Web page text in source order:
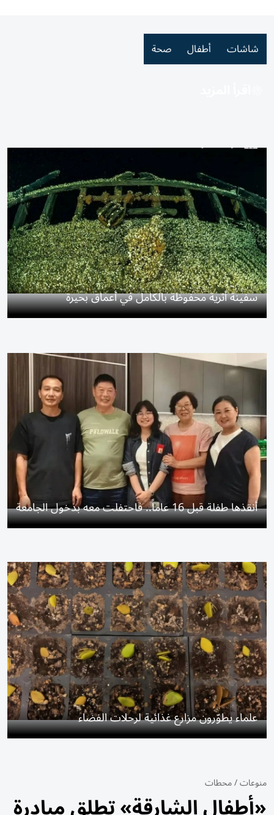
شاشات أطفال صحة
سفينة أثرية محفوظة بالكامل في أعماق بحيرة
أنقذها طفلة قبل 16 عاماً.. فاحتفلت معه بدخول الجامعة
علماء يطوّرون مزارع غذائية لرحلات الفضاء
منوعات/محطات